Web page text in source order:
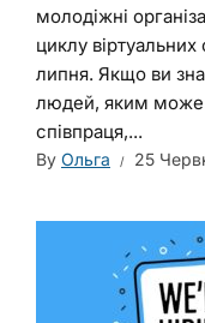
молодіжні
циклу
липня. Якщо ви
людей, яким може
співпраця,...
By Ольга 25